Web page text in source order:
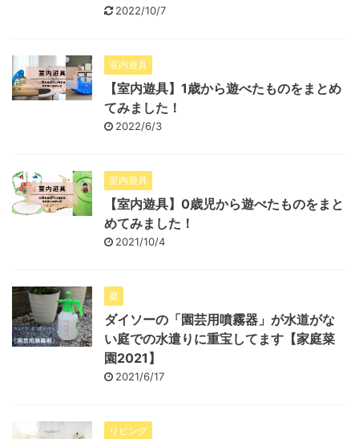
2022/10/7
室内遊具
【室内遊具】1歳から遊べたものをまとめ
てみました！
2022/6/3
室内遊具
【室内遊具】0歳児から遊べたものをまと
めてみました！
2021/10/4
庭
ダイソーの「園芸用噴霧器」が水道がな
い庭での水遣りに重宝してます【家庭菜
園2021】
2021/6/17
リビング